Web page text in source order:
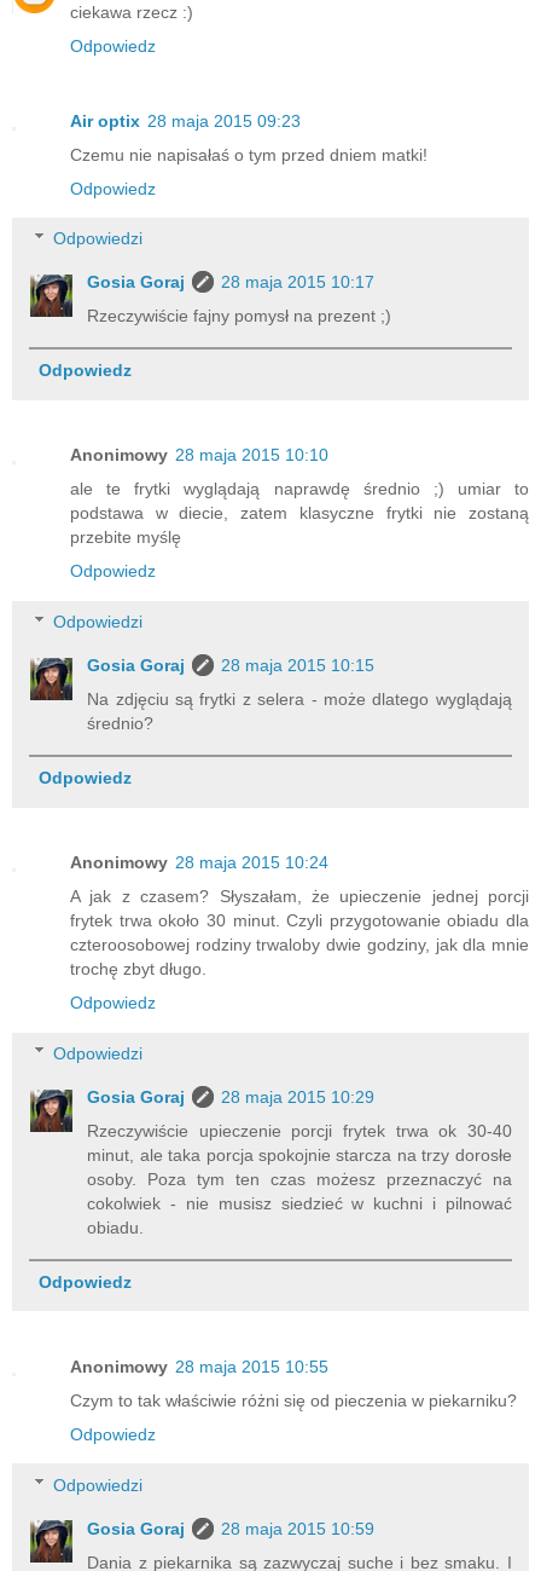
ciekawa rzecz :)
Odpowiedz
Air optix 28 maja 2015 09:23
Czemu nie napisałaś o tym przed dniem matki!
Odpowiedz
Odpowiedzi
Gosia Goraj
28 maja 2015 10:17
Rzeczywiście fajny pomysł na prezent ;)
Odpowiedz
Anonimowy 28 maja 2015 10:10
ale te frytki wyglądają naprawdę średnio ;) umiar to
podstawa w diecie, zatem klasyczne frytki nie zostaną
przebite myślę
Odpowiedz
Odpowiedzi
Gosia Goraj
28 maja 2015 10:15
Na zdjęciu są frytki z selera - może dlatego wyglądają
średnio?
Odpowiedz
Anonimowy 28 maja 2015 10:24
A jak z czasem? Słyszałam, że upieczenie jednej porcji
frytek trwa około 30 minut. Czyli przygotowanie obiadu dla
czteroosobowej rodziny trwaloby dwie godziny, jak dla mnie
trochę zbyt długo.
Odpowiedz
Odpowiedzi
Gosia Goraj
28 maja 2015 10:29
Rzeczywiście upieczenie porcji frytek trwa ok 30-40
minut, ale taka porcja spokojnie starcza na trzy dorosłe
osoby. Poza tym ten czas możesz przeznaczyć na
cokolwiek - nie musisz siedzieć w kuchni i pilnować
obiadu.
Odpowiedz
Anonimowy 28 maja 2015 10:55
Czym to tak właściwie różni się od pieczenia w piekarniku?
Odpowiedz
Odpowiedzi
Gosia Goraj
28 maja 2015 10:59
Dania z piekarnika są zazwyczaj suche i bez smaku. I